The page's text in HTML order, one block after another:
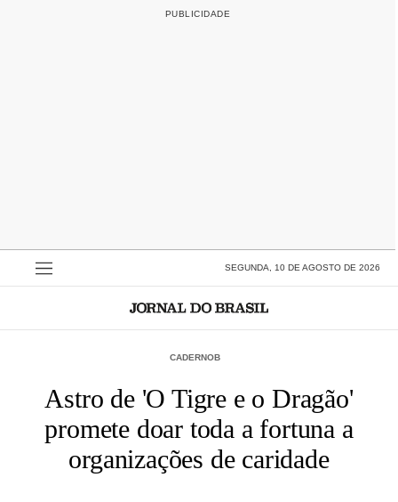
SEGUNDA, 10 DE AGOSTO DE 2026
CADERNOB
Astro de 'O Tigre e o Dragão'
promete doar toda a fortuna a
organizações de caridade